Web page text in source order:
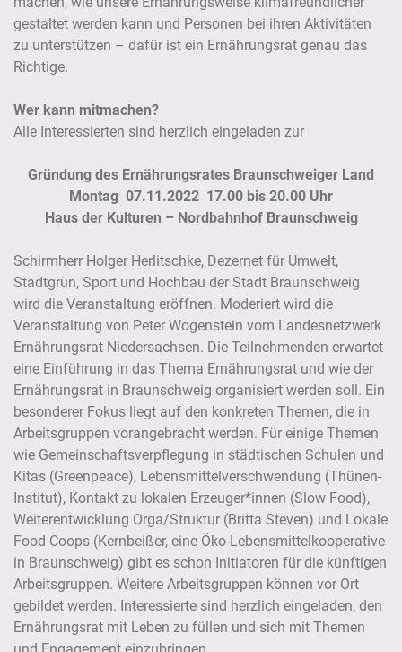
gestaltet werden kann und Personen bei ihren Aktivitäten
zu unterstützen – dafür ist ein Ernährungsrat genau das
Richtige.
Wer kann mitmachen?
Alle Interessierten sind herzlich eingeladen zur
Gründung des Ernährungsrates Braunschweiger Land
Montag 07.11.2022 17.00 bis 20.00 Uhr
Haus der Kulturen – Nordbahnhof Braunschweig
Schirmherr Holger Herlitschke, Dezernet für Umwelt,
Stadtgrün, Sport und Hochbau der Stadt Braunschweig
wird die Veranstaltung eröffnen. Moderiert wird die
Veranstaltung von Peter Wogenstein vom Landesnetzwerk
Ernährungsrat Niedersachsen. Die Teilnehmenden erwartet
eine Einführung in das Thema Ernährungsrat und wie der
Ernährungsrat in Braunschweig organisiert werden soll. Ein
besonderer Fokus liegt auf den konkreten Themen, die in
Arbeitsgruppen vorangebracht werden. Für einige Themen
wie Gemeinschaftsverpflegung in städtischen Schulen und
Kitas (Greenpeace), Lebensmittelverschwendung (Thünen-
Institut), Kontakt zu lokalen Erzeuger*innen (Slow Food),
Weiterentwicklung Orga/Struktur (Britta Steven) und Lokale
Food Coops (Kernbeißer, eine Öko-Lebensmittelkooperative
in Braunschweig) gibt es schon Initiatoren für die künftigen
Arbeitsgruppen. Weitere Arbeitsgruppen können vor Ort
gebildet werden. Interessierte sind herzlich eingeladen, den
Ernährungsrat mit Leben zu füllen und sich mit Themen
und Engagement einzubringen.